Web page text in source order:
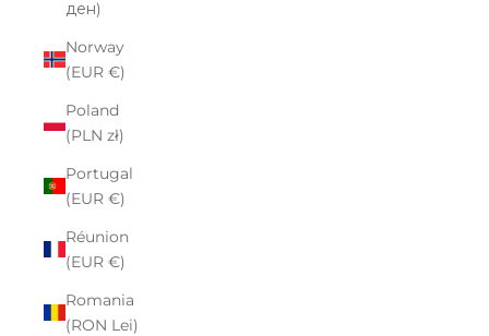
ден)
Norway
(EUR €)
Poland
(PLN zł)
Portugal
(EUR €)
Réunion
(EUR €)
Romania
(RON Lei)